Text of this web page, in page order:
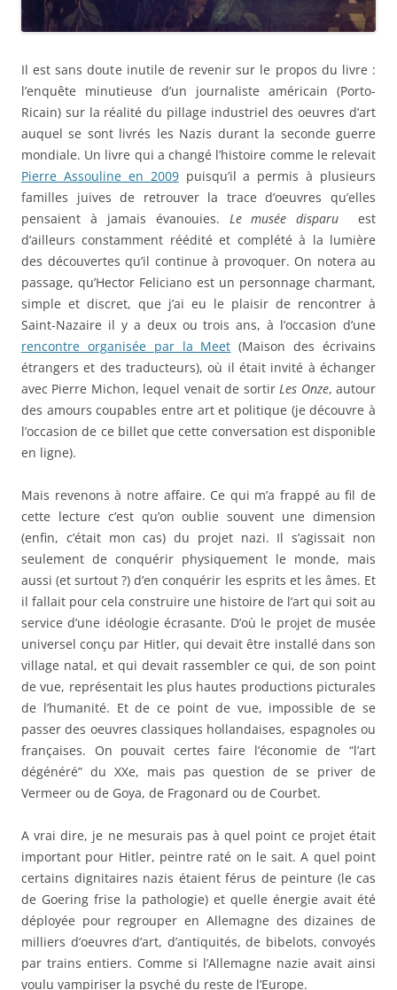
Il est sans doute inutile de revenir sur le propos du livre :
l’enquête minutieuse d’un journaliste américain (Porto-
Ricain) sur la réalité du pillage industriel des oeuvres d’art
auquel se sont livrés les Nazis durant la seconde guerre
mondiale. Un livre qui a changé l’histoire comme le relevait
Pierre Assouline en 2009puisqu’il a permis à plusieurs
familles juives de retrouver la trace d’oeuvres qu’elles
pensaient à jamais évanouies. Le musée disparu
est
d’ailleurs constamment réédité et complété à la lumière
des découvertes qu’il continue à provoquer. On notera au
passage, qu’Hector Feliciano est un personnage charmant,
simple et discret, que j’ai eu le plaisir de rencontrer à
Saint-Nazaire il y a deux ou trois ans, à l’occasion d’une
rencontre organisée par la Meet (Maison des écrivains
étrangers et des traducteurs), où il était invité à échanger
avec Pierre Michon, lequel venait de sortirLes Onze, autour
des amours coupables entre art et politique (je découvre à
l’occasion de ce billet que cette conversation est disponible
en ligne).
Mais revenons à notre affaire. Ce qui m’a frappé au fil de
cette lecture c’est qu’on oublie souvent une dimension
(enfin, c’était mon cas) du projet nazi. Il s’agissait non
seulement de conquérir physiquement le monde, mais
aussi (et surtout ?) d’en conquérir les esprits et les âmes. Et
il fallait pour cela construire une histoire de l’art qui soit au
service d’une idéologie écrasante. D’où le projet de musée
universel conçu par Hitler, qui devait être installé dans son
village natal, et qui devait rassembler ce qui, de son point
de vue, représentait les plus hautes productions picturales
de l’humanité. Et de ce point de vue, impossible de se
passer des oeuvres classiques hollandaises, espagnoles ou
françaises. On pouvait certes faire l’économie de “l’art
dégénéré” du XXe, mais pas question de se priver de
Vermeer ou de Goya, de Fragonard ou de Courbet.
A vrai dire, je ne mesurais pas à quel point ce projet était
important pour Hitler, peintre raté on le sait. A quel point
certains dignitaires nazis étaient férus de peinture (le cas
de Goering frise la pathologie) et quelle énergie avait été
déployée pour regrouper en Allemagne des dizaines de
milliers d’oeuvres d’art, d’antiquités, de bibelots, convoyés
par trains entiers. Comme si l’Allemagne nazie avait ainsi
voulu vampiriser la psyché du reste de l’Europe.